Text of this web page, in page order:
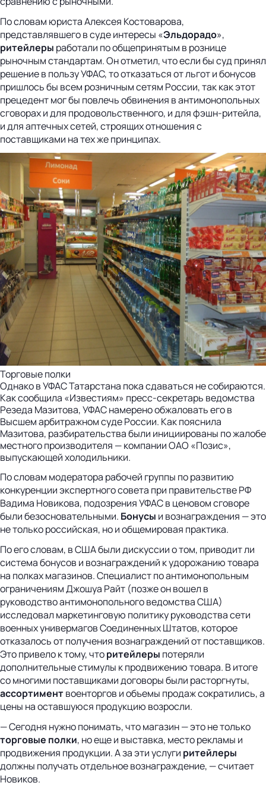
По словам юриста Алексея Костоварова,
представлявшего в суде интересы «Эльдорадо»,
ритейлеры работали по общепринятым в рознице
рыночным стандартам. Он отметил, что если бы суд принял
решение в пользу УФАС, то отказаться от льгот и бонусов
пришлось бы всем розничным сетям России, так как этот
прецедент мог бы повлечь обвинения в антимонопольных
сговорах и для продовольственного, и для фэшн-ритейла,
и для аптечных сетей, строящих отношения с
поставщиками на тех же принципах.
Торговые полки
Однако в УФАС Татарстана пока сдаваться не собираются.
Как сообщила «Известиям» пресс-секретарь ведомства
Резеда Мазитова, УФАС намерено обжаловать его в
Высшем арбитражном суде России. Как пояснила
Мазитова, разбирательства были инициированы по жалобе
местного производителя — компании ОАО «Позис»,
выпускающей холодильники.
По словам модератора рабочей группы по развитию
конкуренции экспертного совета при правительстве РФ
Вадима Новикова, подозрения УФАС в ценовом сговоре
были безосновательными. Бонусы и вознаграждения — это
не только российская, но и общемировая практика.
По его словам, в США были дискуссии о том, приводит ли
система бонусов и вознаграждений к удорожанию товара
на полках магазинов. Специалист по антимонопольным
ограничениям Джошуа Райт (позже он вошел в
руководство антимонопольного ведомства США)
исследовал маркетинговую политику руководства сети
военных универмагов Соединенных Штатов, которое
отказалось от получения вознаграждений от поставщиков.
Это привело к тому, чторитейлеры потеряли
дополнительные стимулы к продвижению товара. В итоге
со многими поставщиками договоры были расторгнуты,
ассортиментвоенторгов и объемы продаж сократились, а
цены на оставшуюся продукцию возросли.
— Сегодня нужно понимать, что магазин — это не только
торговые полки, но еще и выставка, место рекламы и
продвижения продукции. А за эти услуги ритейлеры
должны получать отдельное вознаграждение, — считает
Новиков.